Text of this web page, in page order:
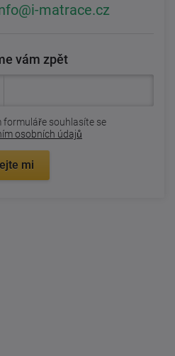
matrace.cz
vám zpět
formuláře souhlasíte se
osobních údajů
mi